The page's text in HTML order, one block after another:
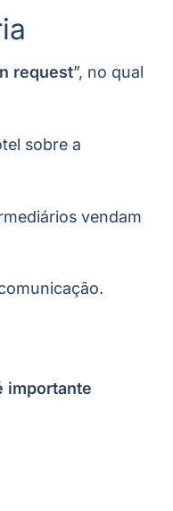
request”, no qual
sobre a
vendam
importante